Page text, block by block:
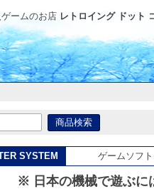
ームのお店 レトロイング ドット
SYSTEM ゲームソフト
※ 日本の機械で遊ぶに